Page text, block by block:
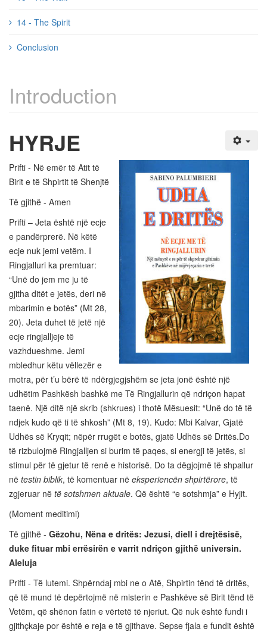
14 - The Spirit
Conclusion
Introduction
HYRJE
Prifti - Në emër të Atit të
Birit e të Shpirtit të Shenjtë
Të gjithë - Amen
Prifti – Jeta është një ecje
e pandërprerë. Në këtë
ecje nuk jemi vetëm. I
Ringjalluri ka premtuar:
“Unë do jem me ju të
gjitha ditët e jetës, deri në
mbarimin e botës” (Mt 28,
20). Jeta duhet të jetë një
ecje ringjalljeje të
vazhdueshme. Jemi
mbledhur këtu vëllezër e
motra, për t’u bërë të ndërgjegjshëm se jeta jonë është një
udhëtim Pashkësh bashkë me Të Ringjallurin që ndriçon hapat
taenë. Një ditë një skrib (shkrues) i thotë Mësuesit: “Unë do të të
ndjek kudo që ti të shkosh” (Mt 8, 19). Kudo: Mbi Kalvar, Gjatë
Udhës së Kryqit; nëpër rrugët e botës, gjatë Udhës së Dritës.Do
të rizbulojmë Ringjalljen si burim të paqes, si energji të jetës, si
stimul për të gjetur të renë e historisë. Do ta dëgjojmë të shpallur
në testin biblik, të komentuar në eksperiencën shpirtërore, të
zgjeruar në të sotshmen aktuale. Që është “e sotshmja” e Hyjit.
(Moment meditimi)
Të gjithë - Gëzohu, Nëna e dritës: Jezusi, diell i drejtësisë,
duke fituar mbi errësirën e varrit ndriçon gjithë universin.
Aleluja
Prifti - Të lutemi. Shpërndaj mbi ne o Atë, Shpirtin tënd të dritës,
që të mund të depërtojmë në misterin e Pashkëve së Birit tënd të
Vetëm, që shënon fatin e vërtetë të njeriut. Që nuk është fundi i
gjithçkaje por është e reja e të gjithave. Sepse fjala e fundit është